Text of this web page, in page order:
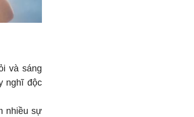
và sáng
nghĩ độc
nhiều sự